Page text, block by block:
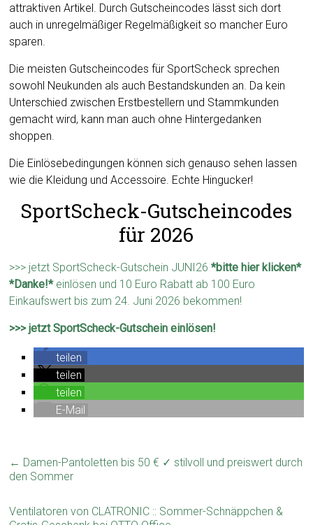
attraktiven Artikel. Durch Gutscheincodes lässt sich dort
auch in unregelmäßiger Regelmäßigkeit so mancher Euro
sparen.
Die meisten Gutscheincodes für SportScheck sprechen
sowohl Neukunden als auch Bestandskunden an. Da kein
Unterschied zwischen Erstbestellern und Stammkunden
gemacht wird, kann man auch ohne Hintergedanken
shoppen.
Die Einlösebedingungen können sich genauso sehen lassen
wie die Kleidung und Accessoire. Echte Hingucker!
SportScheck-Gutscheincodes
für 2026
>>> jetzt SportScheck-Gutschein JUNI26*bitte hier klicken*
*Danke!*einlösen und 10 Euro Rabatt ab 100 Euro
Einkaufswert bis zum 24. Juni 2026 bekommen!
>>> jetzt SportScheck-Gutschein einlösen!
teilen
teilen
teilen
E-Mail
← Damen-Pantoletten bis 50 € ✓ stilvoll und preiswert durch
den Sommer
Ventilatoren von CLATRONIC :: Sommer-Schnäppchen &